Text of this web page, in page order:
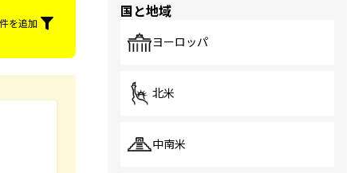
を追加
国と地域
ヨーロッパ
北米
中南米